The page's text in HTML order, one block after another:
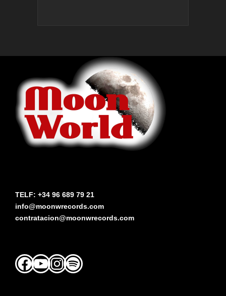
TELF: +34 96 689 79 21
info@moonwrecords.com
contratacion@moonwrecords.com
Facebook
YouTubeInstagram
Spotify